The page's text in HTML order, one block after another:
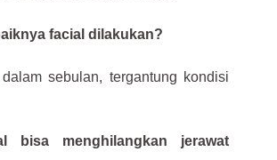
facial dilakukan?
sebulan, tergantung kondisi
bisa menghilangkan jerawat